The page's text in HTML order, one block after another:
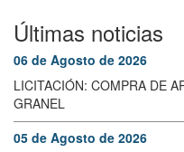
Últimas noticias
06 de Agosto de 2026
LICITACIÓN: COMPRA DE
GRANEL
05 de Agosto de 2026